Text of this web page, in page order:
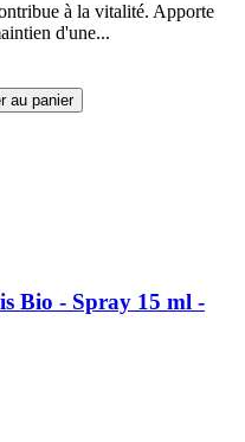
à la vitalité. Apporte
d'une...
au panier
Bio - Spray 15 ml -